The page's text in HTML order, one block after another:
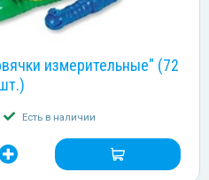
измерительные" (72
Есть в наличии